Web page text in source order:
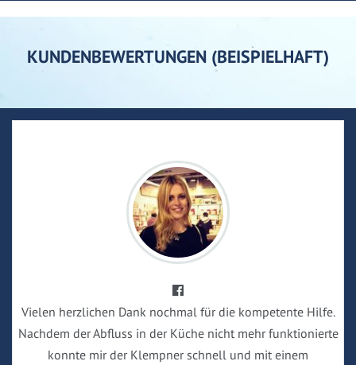
KUNDENBEWERTUNGEN (BEISPIELHAFT)
Vielen herzlichen Dank nochmal für die kompetente Hilfe.
Nachdem der Abfluss in der Küche nicht mehr funktionierte
konnte mir der Klempner schnell und mit einem